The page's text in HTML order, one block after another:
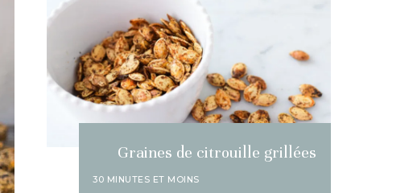
Graines de citrouille grillées
30 MINUTES ET MOINS